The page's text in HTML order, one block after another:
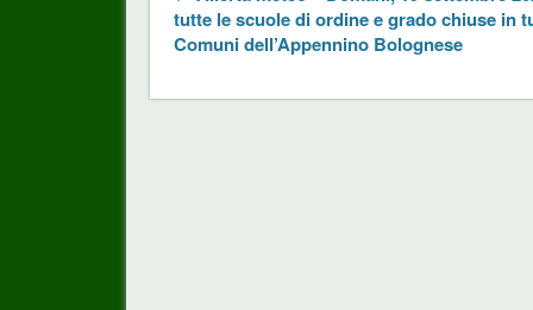
tutte le scuole di ordine e grado chiuse in
Comuni dell’Appennino Bolognese